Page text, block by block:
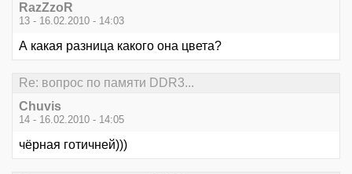
RazZzoR
13 - 16.02.2010 - 14:03
А какая разница какого она цвета?
Re: вопрос по памяти DDR3...
Chuvis
14 - 16.02.2010 - 14:05
чёрная готичней)))